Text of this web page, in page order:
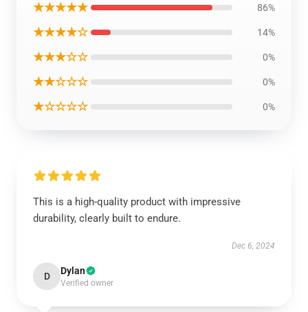
★★★★★ 86%
★★★★☆ 14%
★★★☆☆ 0%
★★☆☆☆ 0%
★☆☆☆☆ 0%
This is a high-quality product with impressive
durability, clearly built to endure.
Dec 6, 2024
D Dylan
Verified owner